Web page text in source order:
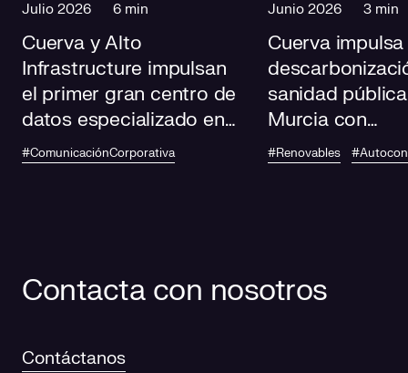
Julio 2026 6 min
Cuerva y Alto
Infrastructure impulsan
el primer gran centro de
datos especializado en
IA de Andalucía
#ComunicaciónCorporativa
Junio 2026 3 min
Cuerva
sanidad
Murcia con
autoconsumo
fotovoltaico en
#Renovables
Contacta con nosotros
Contáctanos